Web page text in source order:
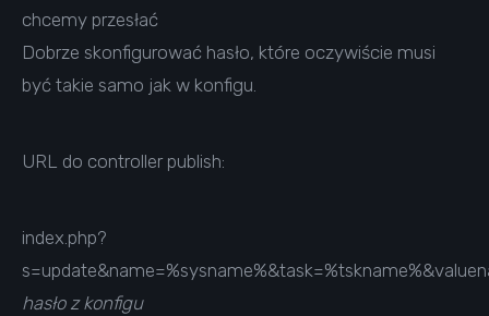
chcemy przesłać
Dobrze skonfigurować hasło, które oczywiście musi
być takie samo jak w konfigu.
URL do controller publish:
index.php?
hasło z konfigu